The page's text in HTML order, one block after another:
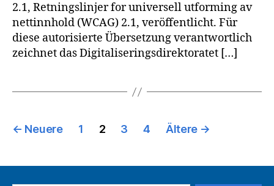
2.1, Retningslinjer for universell utforming av
nettinnhold (WCAG) 2.1, veröffentlicht. Für
diese autorisierte Übersetzung verantwortlich
zeichnet das Digitaliseringsdirektoratet […]
Seitennummerierung
Beiträge
← Neuere 1 2 3 4 Ältere →